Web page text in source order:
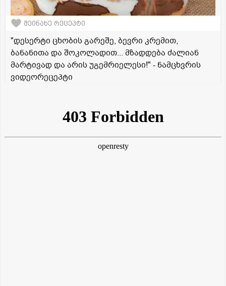
შეინახე რეცეპტი
"დესერტი ცხობის გარეშე, ბევრი კრემით,
ბანანითა და შოკოლადით... მზადდება ძალიან
მარტივად და არის უგემრიელესი!" - ნამცხვრის
ვიდეორეცეპტი